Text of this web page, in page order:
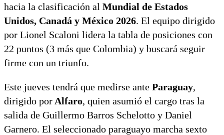
hacia la clasificación al Mundial de Estados
Unidos, Canadá y México 2026. El equipo dirigido
por Lionel Scaloni lidera la tabla de posiciones con
22 puntos (3 más que Colombia) y buscará seguir
firme con un triunfo.
Este jueves tendrá que medirse ante Paraguay,
dirigido por Alfaro, quien asumió el cargo tras la
salida de Guillermo Barros Schelotto y Daniel
Garnero. El seleccionado paraguayo marcha sexto